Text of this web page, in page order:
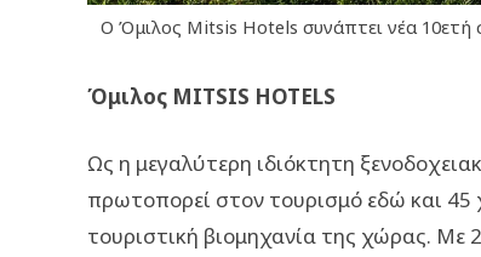
Ο Όμιλος Mitsis Hotels συνάπτει νέα 10ετή
Όμιλος MITSIS HOTELS
Ως η μεγαλύτερη ιδιόκτητη
πρωτοπορεί στον τουρισμό εδώ και
τουριστική βιομηχανία της χώρας. Με